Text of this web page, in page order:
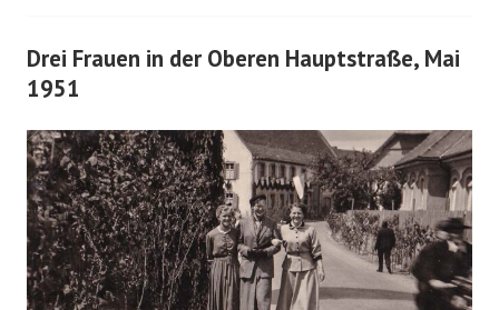
Drei Frauen in der Oberen Hauptstraße, Mai
1951